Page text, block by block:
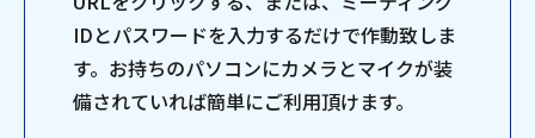
IDとパスワードを⼊⼒するだけで作動致しま
す。お持ちのパソコンにカメラとマイクが装
備されていれば簡単にご利用頂けます。